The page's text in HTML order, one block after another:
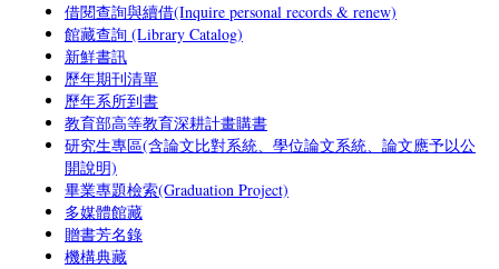
借閱查詢與續借(Inquire personal records & renew)
館藏查詢 (Library Catalog)
新鮮書訊
歷年期刊清單
歷年系所到書
教育部高等教育深耕計畫購書
研究生專區(含論文比對系統、學位論文系統、論文應予以公
開說明)
畢業專題檢索(Graduation Project)
多媒體館藏
贈書芳名錄
機構典藏